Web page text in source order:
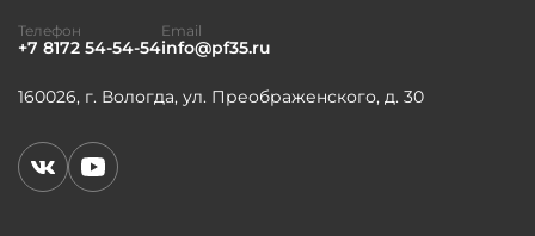
160026, г. Вологда, ул. Преображенского, д. 30
Телефон
+7 8172 54-54-54
Email
info@pf35.ru